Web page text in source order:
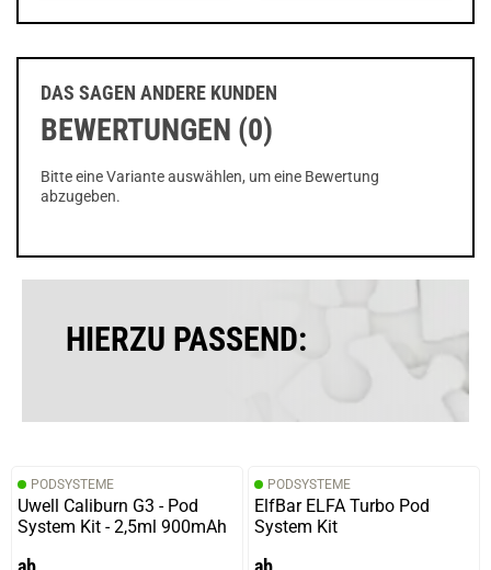
DAS SAGEN ANDERE KUNDEN
BEWERTUNGEN (0)
Bitte eine Variante auswählen, um eine Bewertung
abzugeben.
HIERZU PASSEND:
PODSYSTEME
Uwell Caliburn G3 - Pod
System Kit - 2,5ml 900mAh
PODSYSTEME
ElfBar ELFA Turbo Pod
System Kit